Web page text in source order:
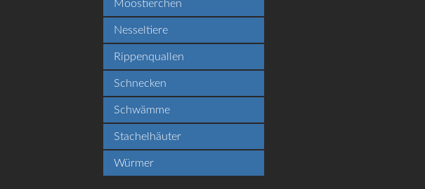
Moostierchen
Nesseltiere
Rippenquallen
Schnecken
Schwämme
Stachelhäuter
Würmer